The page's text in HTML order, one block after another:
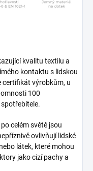
kvalitu textilu a
kontaktu s lidskou
certifikát výrobkům, u
100
celém světě jsou
ovlivňují lidské
látek, které mohou
jako cizí pachy a